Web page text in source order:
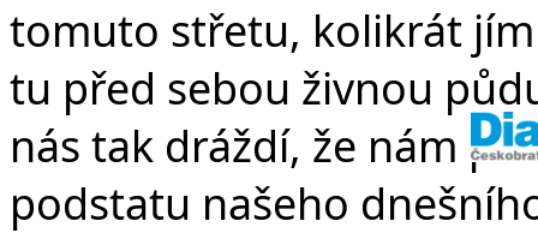
tomuto střetu, kolikrát
tu před sebou živnou
nás tak dráždí, že nám
podstatu našeho